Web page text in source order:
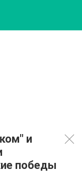
и
победы